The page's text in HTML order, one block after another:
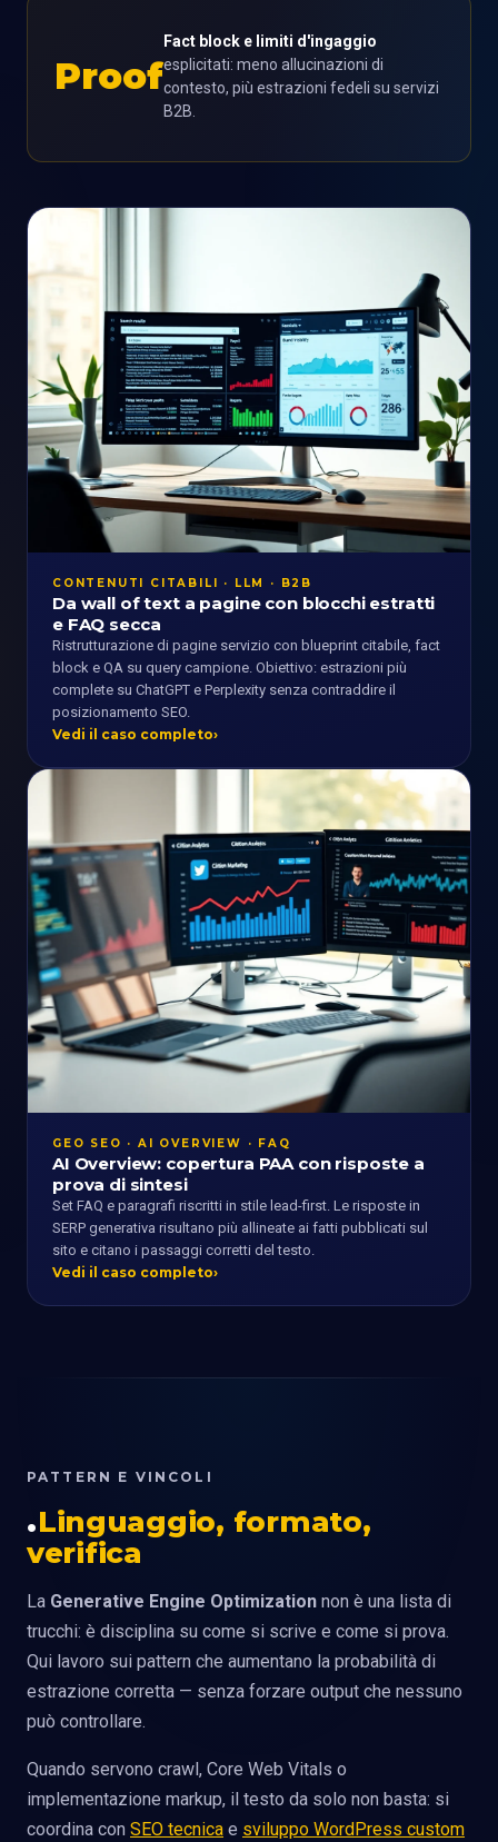
Proof
Fact block e limiti d'ingaggio
esplicitati: meno allucinazioni di
contesto, più estrazioni fedeli su servizi
B2B.
CONTENUTI CITABILI · LLM · B2B
Da wall of text a pagine con blocchi estratti
e FAQ secca
Ristrutturazione di pagine servizio con blueprint citabile, fact
block e QA su query campione. Obiettivo: estrazioni più
complete su ChatGPT e Perplexity senza contraddire il
posizionamento SEO.
Vedi il caso completo
GEO SEO · AI OVERVIEW · FAQ
AI Overview: copertura PAA con risposte a
prova di sintesi
Set FAQ e paragrafi riscritti in stile lead-first. Le risposte in
SERP generativa risultano più allineate ai fatti pubblicati sul
sito e citano i passaggi corretti del testo.
Vedi il caso completo
PATTERN E VINCOLI
Linguaggio, formato,
verifica
La Generative Engine Optimization non è una lista di
trucchi: è disciplina su come si scrive e come si prova.
Qui lavoro sui pattern che aumentano la probabilità di
estrazione corretta — senza forzare output che nessuno
può controllare.
Quando servono crawl, Core Web Vitals o
implementazione markup, il testo da solo non basta: si
coordina con SEO tecnica e sviluppo WordPress custom